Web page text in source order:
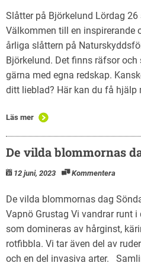
Slåtter på Björkelund Lördag
Välkommen till en inspirerande
årliga slåttern på
Björkelund. Det finns räfsor
gärna med egna redskap.
ditt lieblad? Här kan du få hjälp
Läs mer
De vilda blommornas
12 juni, 2023 Kommentera
De vilda blommornas dag
Vapnö Grustag Vi vandrar runt
som domineras av hårginst,
rotfibbla. Vi tar även del av
och en del invasiva arter.